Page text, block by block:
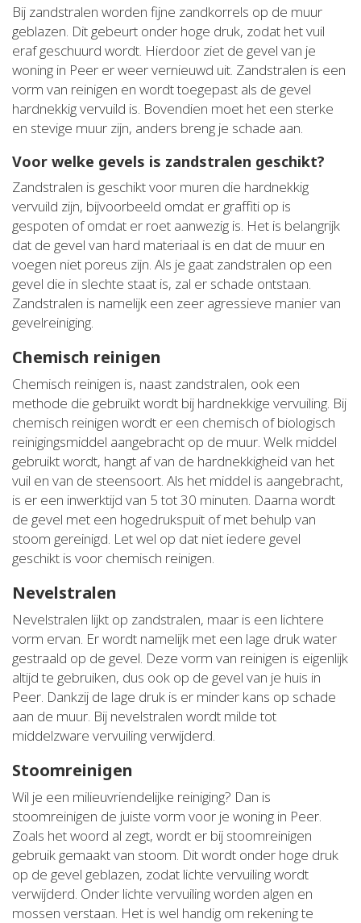
Bij zandstralen worden fijne zandkorrels op de muur
geblazen. Dit gebeurt onder hoge druk, zodat het vuil
eraf geschuurd wordt. Hierdoor ziet de gevel van je
woning in Peer er weer vernieuwd uit. Zandstralen is een
vorm van reinigen en wordt toegepast als de gevel
hardnekkig vervuild is. Bovendien moet het een sterke
en stevige muur zijn, anders breng je schade aan.
Voor welke gevels is zandstralen geschikt?
Zandstralen is geschikt voor muren die hardnekkig
vervuild zijn, bijvoorbeeld omdat er graffiti op is
gespoten of omdat er roet aanwezig is. Het is belangrijk
dat de gevel van hard materiaal is en dat de muur en
voegen niet poreus zijn. Als je gaat zandstralen op een
gevel die in slechte staat is, zal er schade ontstaan.
Zandstralen is namelijk een zeer agressieve manier van
gevelreiniging.
Chemisch reinigen
Chemisch reinigen is, naast zandstralen, ook een
methode die gebruikt wordt bij hardnekkige vervuiling. Bij
chemisch reinigen wordt er een chemisch of biologisch
reinigingsmiddel aangebracht op de muur. Welk middel
gebruikt wordt, hangt af van de hardnekkigheid van het
vuil en van de steensoort. Als het middel is aangebracht,
is er een inwerktijd van 5 tot 30 minuten. Daarna wordt
de gevel met een hogedrukspuit of met behulp van
stoom gereinigd. Let wel op dat niet iedere gevel
geschikt is voor chemisch reinigen.
Nevelstralen
Nevelstralen lijkt op zandstralen, maar is een lichtere
vorm ervan. Er wordt namelijk met een lage druk water
gestraald op de gevel. Deze vorm van reinigen is eigenlijk
altijd te gebruiken, dus ook op de gevel van je huis in
Peer. Dankzij de lage druk is er minder kans op schade
aan de muur. Bij nevelstralen wordt milde tot
middelzware vervuiling verwijderd.
Stoomreinigen
Wil je een milieuvriendelijke reiniging? Dan is
stoomreinigen de juiste vorm voor je woning in Peer.
Zoals het woord al zegt, wordt er bij stoomreinigen
gebruik gemaakt van stoom. Dit wordt onder hoge druk
op de gevel geblazen, zodat lichte vervuiling wordt
verwijderd. Onder lichte vervuiling worden algen en
mossen verstaan. Het is wel handig om rekening te